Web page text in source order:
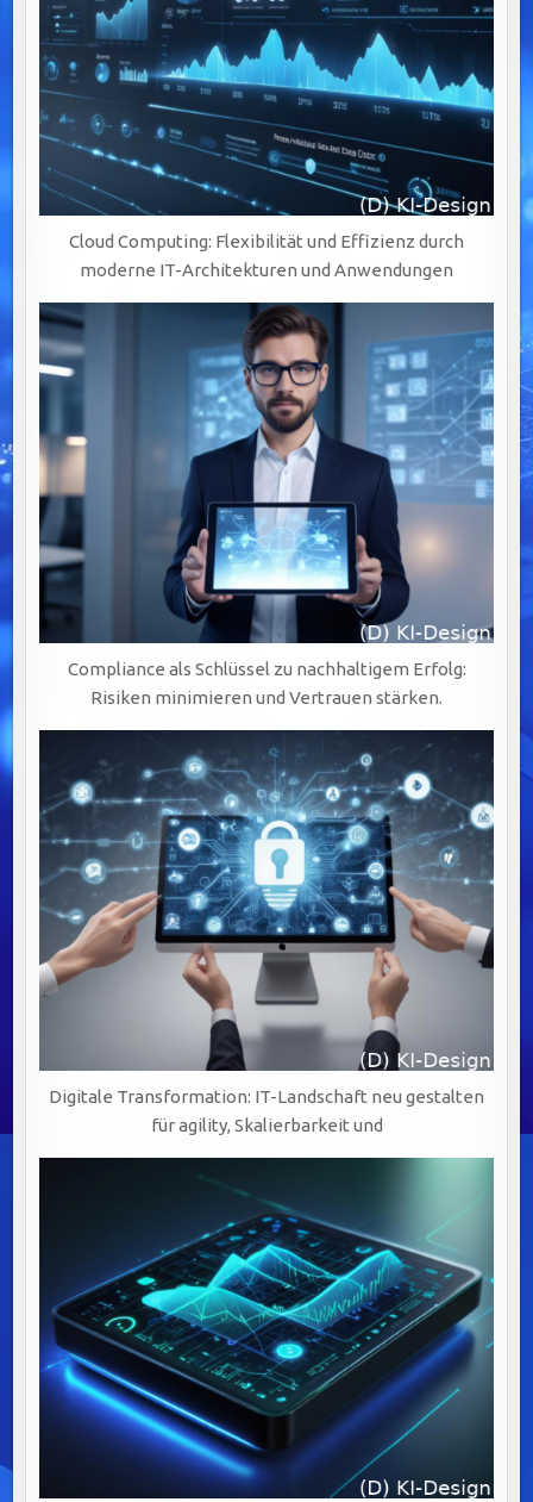
Cloud Computing: Flexibilität und Effizienz durch
moderne IT-Architekturen und Anwendungen
Compliance als Schlüssel zu nachhaltigem Erfolg:
Risiken minimieren und Vertrauen stärken.
Digitale Transformation: IT-Landschaft neu gestalten
für agility, Skalierbarkeit und